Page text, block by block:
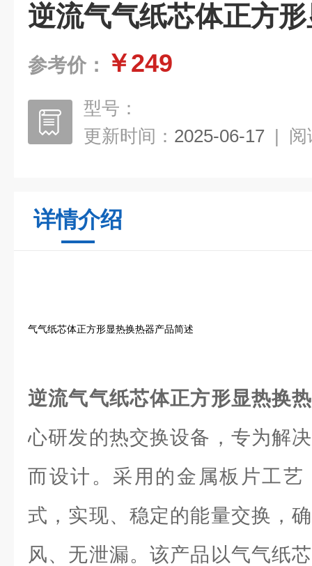
逆流气气纸芯体正方
参考价： ￥249
型号：
更新时间： 2025-06-17 | 阅
详情介绍
气气纸芯体正方形显热换热器产品简述
逆流气气纸芯体正方形显热换
心研发的热交换设备，专为解
而设计。采用的金属板片工艺
式，实现、稳定的能量交换，
风、无泄漏。该产品以气气纸